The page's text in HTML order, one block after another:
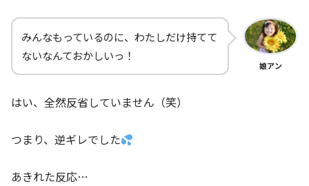
みんなもっているのに、わたしだけ持てて
ないなんておかしいっ！
娘アン
はい、全然反省していません（笑）
つまり、逆ギレでした
あきれた反応…